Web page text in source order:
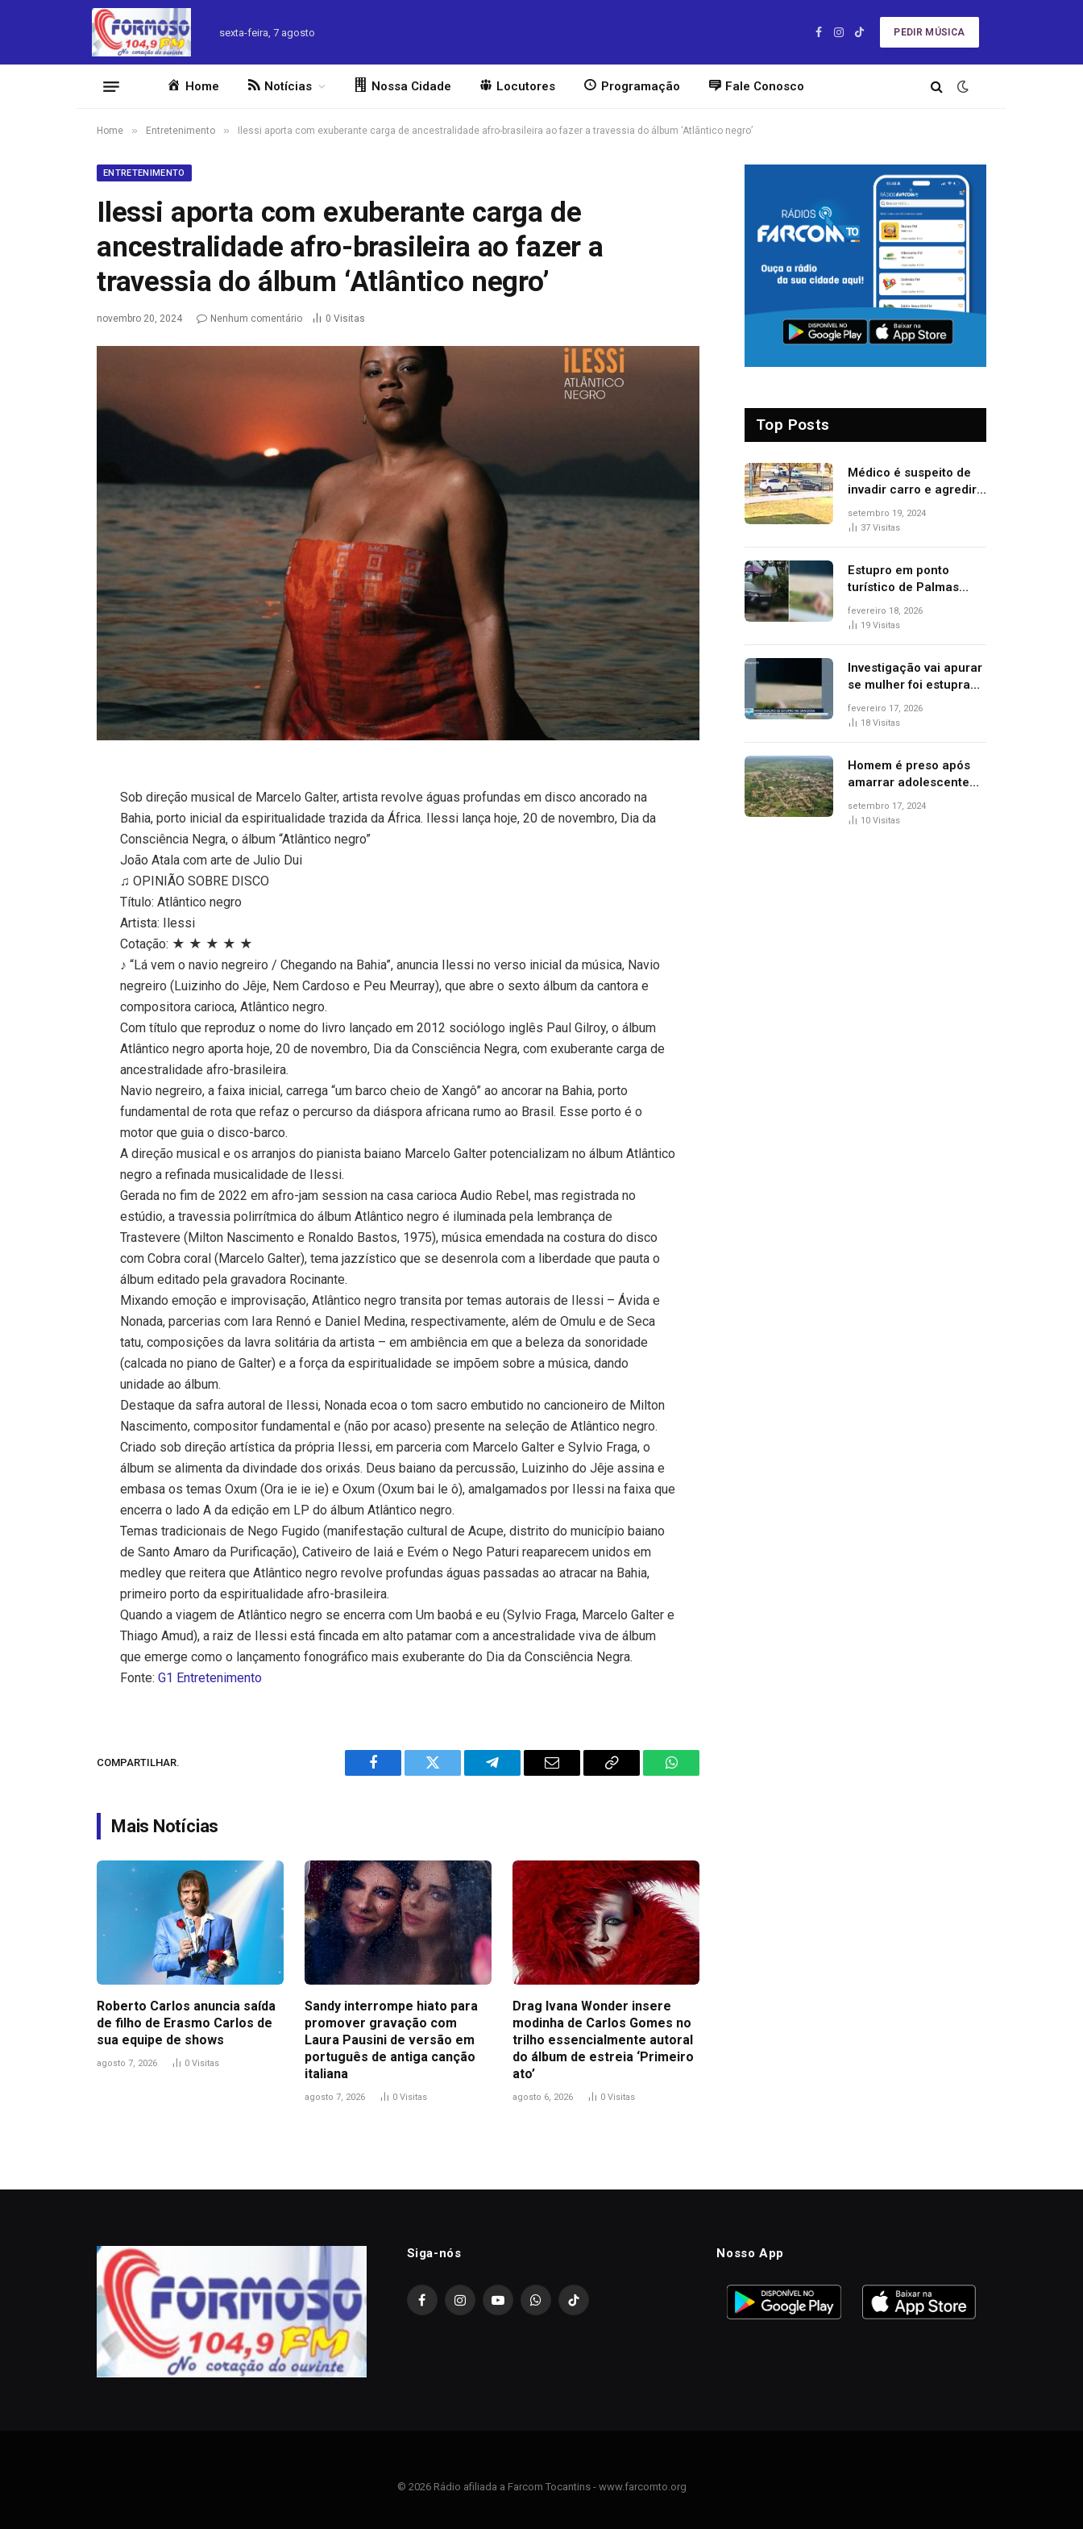
sexta-feira, 7 agosto
Facebook
Instagram
TikTok
PEDIR MÚSICA
Home Notícias Nossa Cidade Locutores Programação Fale Conosco
Home » Entretenimento » Ilessi aporta com exuberante carga de ancestralidade afro-brasileira ao fazer a travessia do álbum ‘Atlântico negro’
ENTRETENIMENTO
Ilessi aporta com exuberante carga de
ancestralidade afro-brasileira ao fazer a
travessia do álbum ‘Atlântico negro’
novembro 20, 2024 Nenhum comentário 0 Visitas
Sob direção musical de Marcelo Galter, artista revolve águas profundas em disco ancorado na
Bahia, porto inicial da espiritualidade trazida da África. Ilessi lança hoje, 20 de novembro, Dia da
Consciência Negra, o álbum “Atlântico negro”
João Atala com arte de Julio Dui
♫ OPINIÃO SOBRE DISCO
Título: Atlântico negro
Artista: Ilessi
Cotação: ★ ★ ★ ★ ★
♪ “Lá vem o navio negreiro / Chegando na Bahia”, anuncia Ilessi no verso inicial da música, Navio
negreiro (Luizinho do Jêje, Nem Cardoso e Peu Meurray), que abre o sexto álbum da cantora e
compositora carioca, Atlântico negro.
Com título que reproduz o nome do livro lançado em 2012 sociólogo inglês Paul Gilroy, o álbum
Atlântico negro aporta hoje, 20 de novembro, Dia da Consciência Negra, com exuberante carga de
ancestralidade afro-brasileira.
Navio negreiro, a faixa inicial, carrega “um barco cheio de Xangô” ao ancorar na Bahia, porto
fundamental de rota que refaz o percurso da diáspora africana rumo ao Brasil. Esse porto é o
motor que guia o disco-barco.
A direção musical e os arranjos do pianista baiano Marcelo Galter potencializam no álbum Atlântico
negro a refinada musicalidade de Ilessi.
Gerada no fim de 2022 em afro-jam session na casa carioca Audio Rebel, mas registrada no
estúdio, a travessia polirrítmica do álbum Atlântico negro é iluminada pela lembrança de
Trastevere (Milton Nascimento e Ronaldo Bastos, 1975), música emendada na costura do disco
com Cobra coral (Marcelo Galter), tema jazzístico que se desenrola com a liberdade que pauta o
álbum editado pela gravadora Rocinante.
Mixando emoção e improvisação, Atlântico negro transita por temas autorais de Ilessi – Ávida e
Nonada, parcerias com Iara Rennó e Daniel Medina, respectivamente, além de Omulu e de Seca
tatu, composições da lavra solitária da artista – em ambiência em que a beleza da sonoridade
(calcada no piano de Galter) e a força da espiritualidade se impõem sobre a música, dando
unidade ao álbum.
Destaque da safra autoral de Ilessi, Nonada ecoa o tom sacro embutido no cancioneiro de Milton
Nascimento, compositor fundamental e (não por acaso) presente na seleção de Atlântico negro.
Criado sob direção artística da própria Ilessi, em parceria com Marcelo Galter e Sylvio Fraga, o
álbum se alimenta da divindade dos orixás. Deus baiano da percussão, Luizinho do Jêje assina e
embasa os temas Oxum (Ora ie ie ie) e Oxum (Oxum bai le ô), amalgamados por Ilessi na faixa que
encerra o lado A da edição em LP do álbum Atlântico negro.
Temas tradicionais de Nego Fugido (manifestação cultural de Acupe, distrito do município baiano
de Santo Amaro da Purificação), Cativeiro de Iaiá e Evém o Nego Paturi reaparecem unidos em
medley que reitera que Atlântico negro revolve profundas águas passadas ao atracar na Bahia,
primeiro porto da espiritualidade afro-brasileira.
Quando a viagem de Atlântico negro se encerra com Um baobá e eu (Sylvio Fraga, Marcelo Galter e
Thiago Amud), a raiz de Ilessi está fincada em alto patamar com a ancestralidade viva de álbum
que emerge como o lançamento fonográfico mais exuberante do Dia da Consciência Negra.
Fonte:G1 Entretenimento
COMPARTILHAR.
Facebook Twitter Telegram Email
Copy
WhatsApp
Mais Notícias
Roberto Carlos anuncia saída
de filho de Erasmo Carlos de
sua equipe de shows
agosto 7, 2026 0 Visitas
Sandy interrompe hiato para
promover gravação com
Laura Pausini de versão em
português de antiga canção
italiana
agosto 7, 2026 0 Visitas
Drag Ivana Wonder insere
modinha de Carlos Gomes no
trilho essencialmente autoral
do álbum de estreia ‘Primeiro
ato’
agosto 6, 2026 0 Visitas
Top Posts
Médico é suspeito de
invadir carro e agredir
delegado aposentado
durante confusão no
setembro 19, 2024
37 Visitas
Estupro em ponto
turístico de Palmas
ocorreu em frente à
viatura e base de
fevereiro 18, 2026
19 Visitas
Investigação vai apurar
se mulher foi estuprada
na frente de base da
Guarda Metropolitana
fevereiro 17, 2026
18 Visitas
Homem é preso após
amarrar adolescente
suspeito de furto em
estaca de cerca e
setembro 17, 2024
10 Visitas
Siga-nós
FacebookInstagramYouTubeWhatsAppTikTok
Nosso App
© 2026 Rádio afiliada a Farcom Tocantins - www.farcomto.org